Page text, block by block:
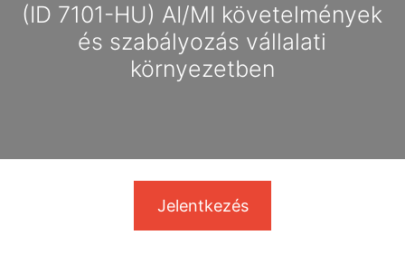
(ID 7101-HU) AI/MI követelmények
és szabályozás vállalati
környezetben
Jelentkezés